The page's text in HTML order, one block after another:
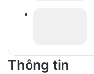
Thông tin